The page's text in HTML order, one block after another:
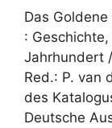
Das
:
Jahrhundert
Red.: P. van
des
Deutsche